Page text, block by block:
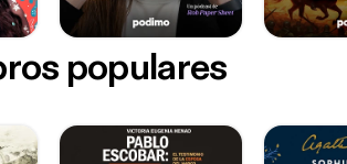
populares